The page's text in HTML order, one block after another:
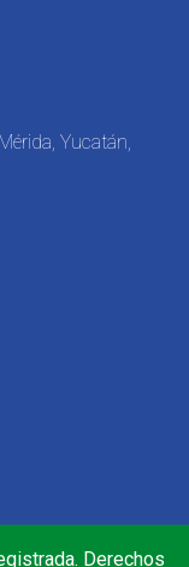
Yucatán,
Derechos